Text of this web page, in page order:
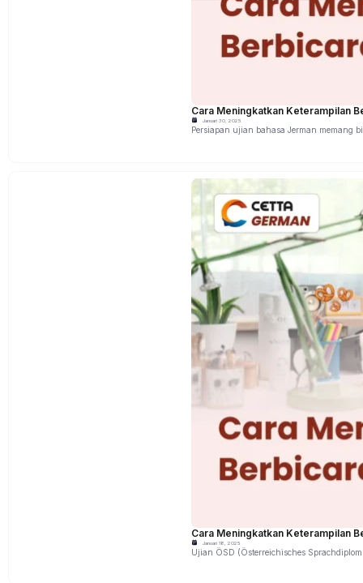
Cara Meningkatkan Keterampilan
Januari 30, 2025
Persiapan ujian bahasa Jerman memang
Cara Meningkatkan Keterampilan
Januari 18, 2025
Ujian ÖSD (Österreichisches